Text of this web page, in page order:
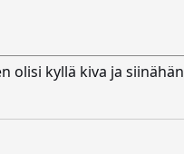
olisi kyllä kiva ja siinähän